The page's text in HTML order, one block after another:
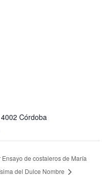
Córdoba
Ensayo de costaleros de María
del Dulce Nombre